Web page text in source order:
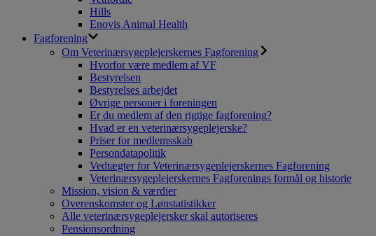
Hills
Enovis Animal Health
Fagforening
Om Veterinærsygeplejerskernes Fagforening
Hvorfor være medlem af VF
Bestyrelsen
Bestyrelses arbejdet
Øvrige personer i foreningen
Er du medlem af den rigtige fagforening?
Hvad er en veterinærsygeplejerske?
Priser for medlemsskab
Persondatapolitik
Vedtægter for Veterinærsygeplejerskernes Fagforening
Veterinærsygeplejerskernes Fagforenings formål og historie
Mission, vision & værdier
Overenskomster og Lønstatistikker
Alle veterinærsygeplejersker skal autoriseres
Pensionsordning